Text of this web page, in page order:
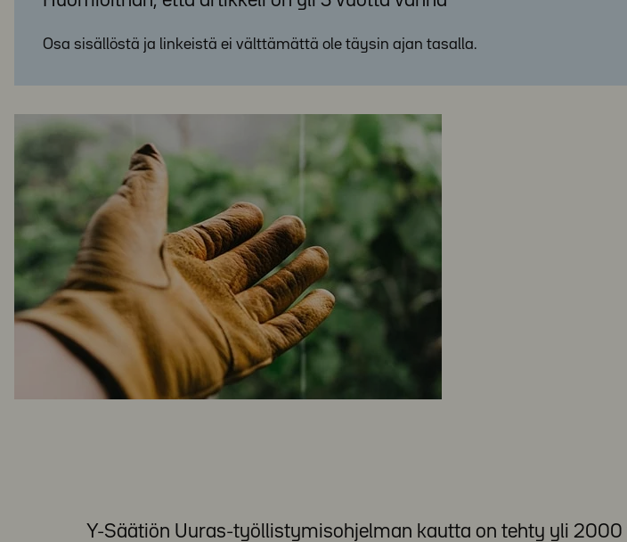
Osa sisällöstä ja linkeistä ei välttämättä ole täysin ajan tasalla.
Y-Säätiön Uuras-työllistymisohjelman kautta on tehty yli 2000